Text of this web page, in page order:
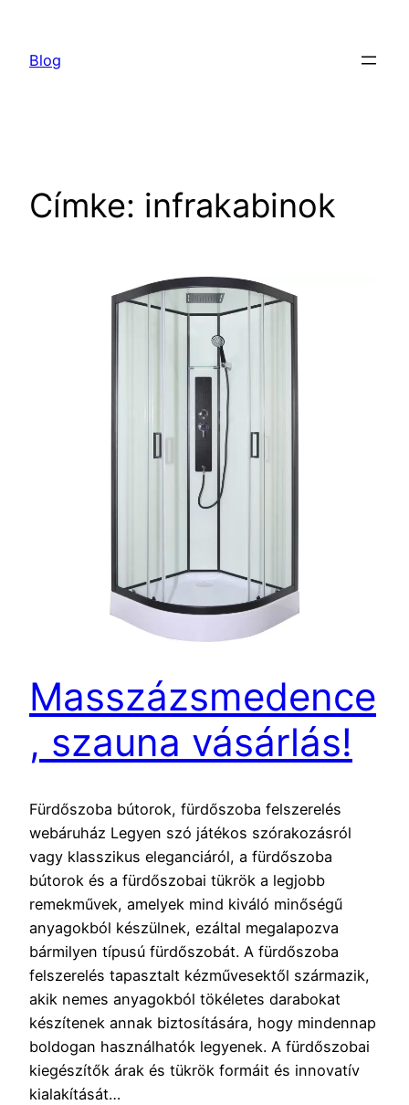
tartalomhoz
Blog
Címke: infrakabinok
Masszázsmedence
, szauna vásárlás!
Fürdőszoba bútorok, fürdőszoba felszerelés
webáruház Legyen szó játékos szórakozásról
vagy klasszikus eleganciáról, a fürdőszoba
bútorok és a fürdőszobai tükrök a legjobb
remekművek, amelyek mind kiváló minőségű
anyagokból készülnek, ezáltal megalapozva
bármilyen típusú fürdőszobát. A fürdőszoba
felszerelés tapasztalt kézművesektől származik,
akik nemes anyagokból tökéletes darabokat
készítenek annak biztosítására, hogy mindennap
boldogan használhatók legyenek. A fürdőszobai
kiegészítők árak és tükrök formáit és innovatív
kialakítását…